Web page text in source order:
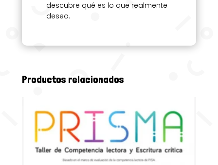
descubre qué es lo que realmente
desea.
Productos relacionados